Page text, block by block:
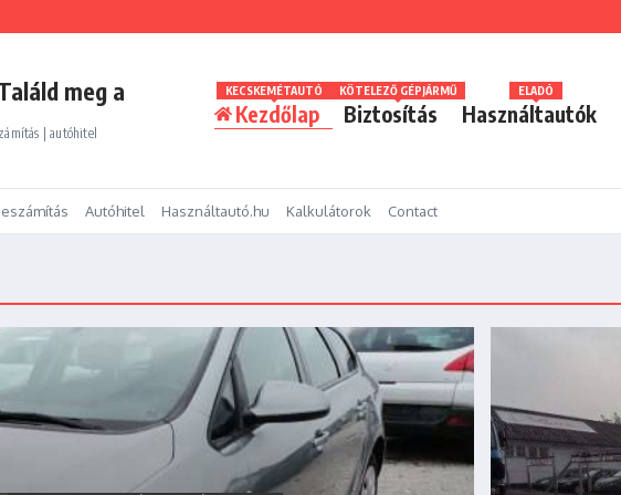
meg a
| autóhitel
Kezdőlap
KECSKEMÉTAUTÓ
Biztosítás
KÖTELEZŐ GÉPJÁRMŰ
Használtautók
ELADÓ
Autóhitel Használtautó.hu Kalkulátorok Contact